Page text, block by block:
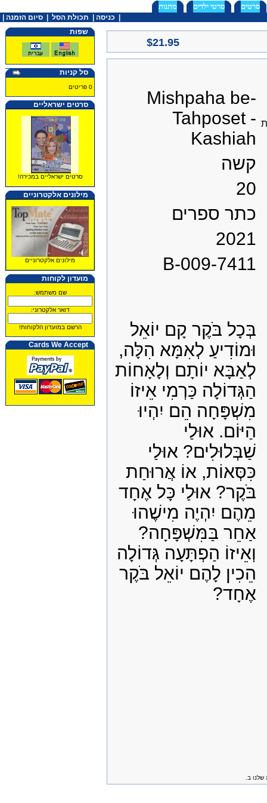
סרטים סרטי ילדים מתנות
כניסה תכולת הסל סיום הזמנה |
$21.95
Mishpaha be-
Tahposet -
Kashiah
קשה
20
כתר ספרים
2021
B-009-7411
בְּכָל בֹּקֶר קָם יוֹאֵל
וּמוֹדִיעַ לְאִמָּא הִלָּה,
לְאַבָּא יוֹתָם וְלָאָחוֹת
הַגְּדוֹלָה כַּרְמִי אֵיזוֹ
מִשְׁפָּחָה הֵם יִהְיוּ
הַיּוֹם. אוּלַי
שַׁבְּלוּלִים? אוּלַי
כִּסְּאוֹת, אוֹ אֲרוּחַת
בֹּקֶר? אוּלַי כָּל אֶחָד
מֵהֶם יִהְיֶה מִישֶׁהוּ
אַחֵר בַּמִּשְׁפָּחָה?
וְאֵיזוֹ הַפְתָּעָה גְּדוֹלָה
הֵכִין לָהֶם יוֹאֵל בֹּקֶר
אֶחָד?
שלנו ב.
שפות
סל קניות
0 פריטים
סרטים ישראליים
סרטים ישראליים במכירה!
מילונים אלקטרוניים
מילונים אלקטרוניים
מועדון לקוחות
שם משתמש:
דואר אלקטרוני:
הרשם במועדון הלקוחות!
Cards We Accept